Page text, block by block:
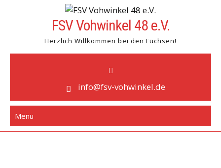
FSV Vohwinkel 48 e.V.
Herzlich Willkommen bei den Füchsen!
info@fsv-vohwinkel.de
Menu